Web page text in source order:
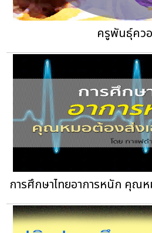
ครูพันธุ์คว
การศึกษาไทยอาการหนัก คุณ